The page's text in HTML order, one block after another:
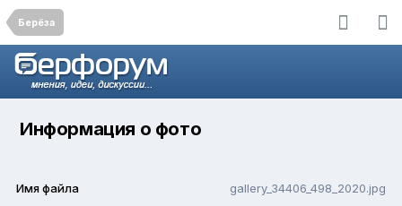
Берёза
Информация о фото
Имя файла gallery_34406_498_2020.jpg